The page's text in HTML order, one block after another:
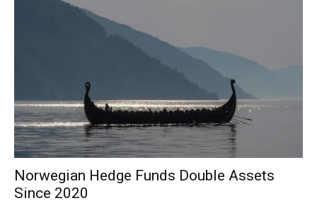
Norwegian Hedge Funds Double Assets
Since 2020